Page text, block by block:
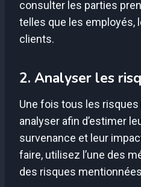
consulter les parties
telles que les employés,
clients.
2. Analyser les
Une fois tous les
analyser afin d’estimer
survenance et leur
faire, utilisez l’une des
des risques